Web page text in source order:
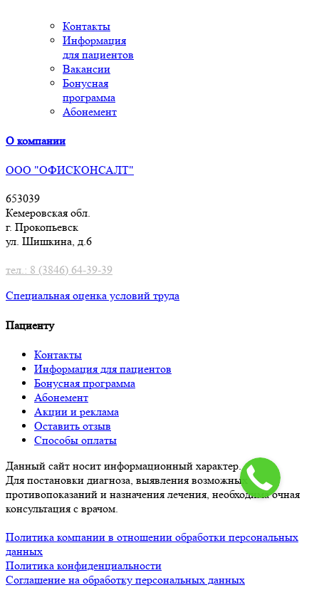
Контакты
Информация
для пациентов
Вакансии
Бонусная
программа
Абонемент
О компании
ООО "ОФИСКОНСАЛТ"
653039
Кемеровская обл.
г. Прокопьевск
ул. Шишкина, д.6
тел.: 8 (3846) 64-39-39
Специальная оценка условий труда
Пациенту
Контакты
Информация для пациентов
Бонусная программа
Абонемент
Акции и реклама
Оставить отзыв
Способы оплаты
Данный сайт носит информационный характер.
Для постановки диагноза, выявления возможных
противопоказаний и назначения лечения, необходима очная
консультация с врачом.
Политика компании в отношении обработки персональных
данных
Политика конфиденциальности
Соглашение на обработку персональных данных